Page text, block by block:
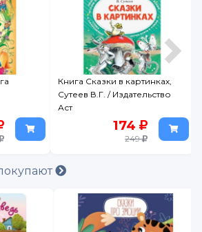
Книга Сказки в картинках,
Сутеев В.Г. / Издательство
Аст
174
249